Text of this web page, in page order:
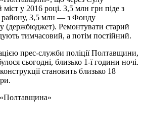
у 2016 році. 3,5 млн грн піде з
3,5 млн — з Фонду
(держбюджет). Ремонтувати старий
тимчасовий, а потім постійний.
прес-служби поліції Полтавщини,
сьогодні, близько 1-ї години ночі.
становить близько 18